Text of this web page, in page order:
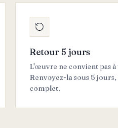
Retour 5 jours
L'œuvre ne convient pas
Renvoyez-la sous 5
complet.